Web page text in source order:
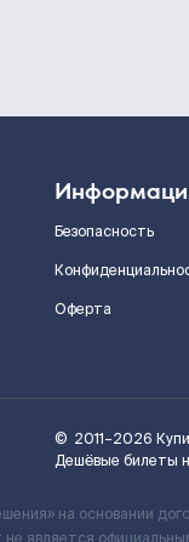
Безопасность
Оферта
© 2011–2026
Дешёвые билеты
на основании